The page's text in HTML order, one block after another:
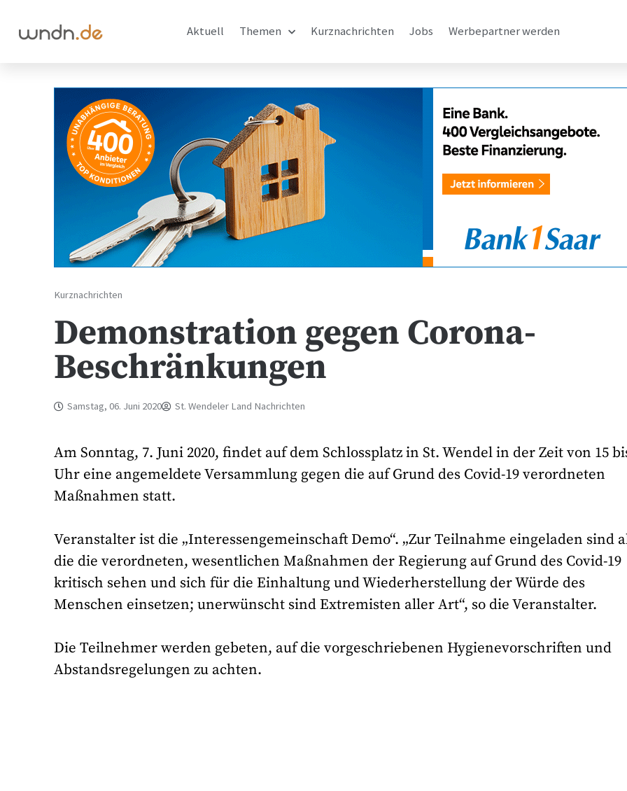
Aktuell Themen Kurznachrichten Jobs Werbepartner werden
Kurznachrichten
Demonstration gegen Corona-
Beschränkungen
Samstag, 06. Juni 2020 St. Wendeler Land Nachrichten
Am Sonntag, 7. Juni 2020, findet auf dem Schlossplatz in St. Wendel in der Zeit von 15
Uhr eine angemeldete Versammlung gegen die auf Grund des Covid-19 verordneten
Maßnahmen statt.
Veranstalter ist die „Interessengemeinschaft Demo“. „Zur Teilnahme eingeladen sind
die die verordneten, wesentlichen Maßnahmen der Regierung auf Grund des Covid-19
kritisch sehen und sich für die Einhaltung und Wiederherstellung der Würde des
Menschen einsetzen; unerwünscht sind Extremisten aller Art“, so die Veranstalter.
Die Teilnehmer werden gebeten, auf die vorgeschriebenen Hygienevorschriften und
Abstandsregelungen zu achten.